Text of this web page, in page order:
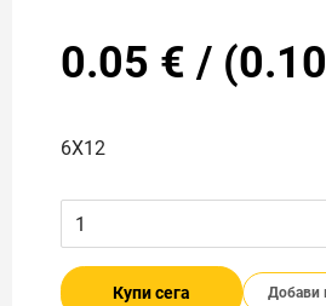
0.05 € / (0.10
6Х12
Купи сега Добави